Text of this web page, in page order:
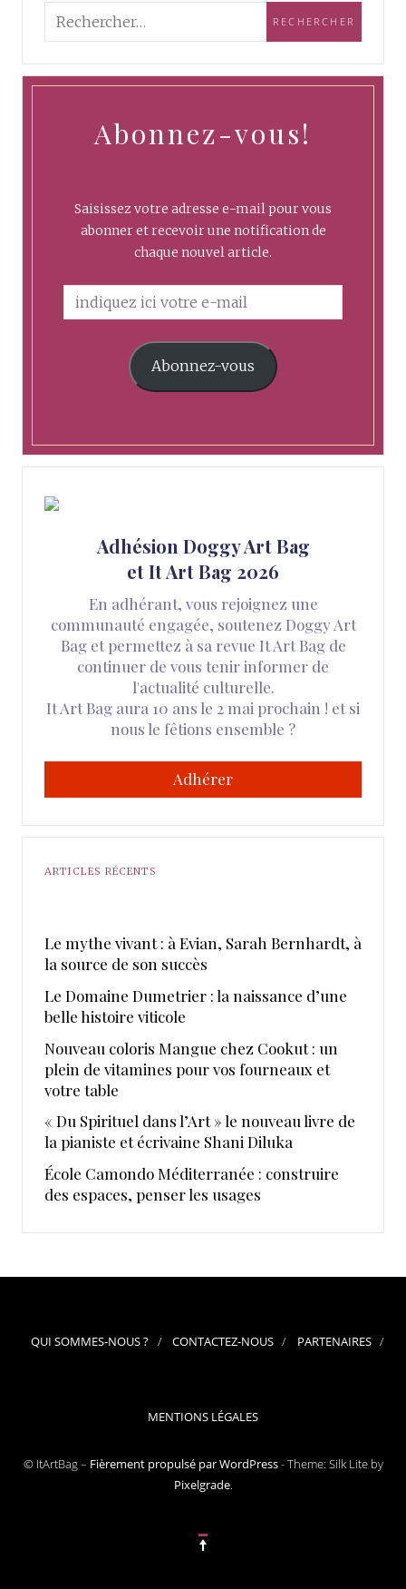
Abonnez-vous!
Saisissez votre adresse e-mail pour vous
abonner et recevoir une notification de
chaque nouvel article.
Abonnez-vous
Adhésion Doggy Art Bag
et It Art Bag 2026
En adhérant, vous rejoignez une
communauté engagée, soutenez Doggy Art
Bag et permettez à sa revue It Art Bag de
continuer de vous tenir informer de
l'actualité culturelle.
It Art Bag aura 10 ans le 2 mai prochain ! et si
nous le fêtions ensemble ?
Adhérer
ARTICLES RÉCENTS
Le mythe vivant : à Evian, Sarah Bernhardt, à
la source de son succès
Le Domaine Dumetrier : la naissance d’une
belle histoire viticole
Nouveau coloris Mangue chez Cookut : un
plein de vitamines pour vos fourneaux et
votre table
« Du Spirituel dans l’Art » le nouveau livre de
la pianiste et écrivaine Shani Diluka
École Camondo Méditerranée : construire
des espaces, penser les usages
QUI SOMMES-NOUS ? CONTACTEZ-NOUS PARTENAIRES
MENTIONS LÉGALES
© ItArtBag – Fièrement propulsé par WordPress-Theme: Silk Lite by
Pixelgrade.